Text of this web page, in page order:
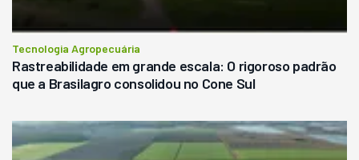
Tecnologia Agropecuária
Rastreabilidade em grande escala: O rigoroso padrão
que a Brasilagro consolidou no Cone Sul